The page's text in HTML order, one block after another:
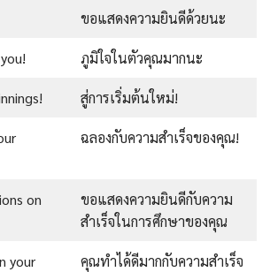
ขอแสดงความยินดีด้วยนะ
ภูมิใจในตัวคุณมากนะ
สู่การเริ่มต้นใหม่!
ฉลองกับความสำเร็จของคุณ!
on
ขอแสดงความยินดีกับความ
สำเร็จในการศึกษาของคุณ
your
คุณทำได้ดีมากกับความสำเร็จ